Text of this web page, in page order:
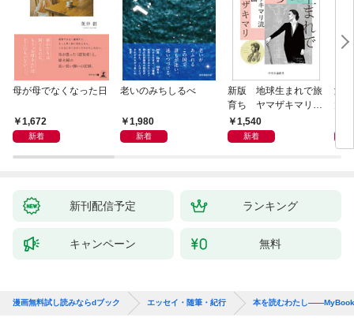
母が母でなくなった日
1,672
新着
老いのみちしるべ
1,980
新着
新版 地球生まれで旅
育ち ヤマザキマリ流
人生論
1,540
新着
激
新刊配信予定 ランキング
キャンペーン 無料
漫画無料試し読みならdブック エッセイ・随筆・紀行 本を読むわたし